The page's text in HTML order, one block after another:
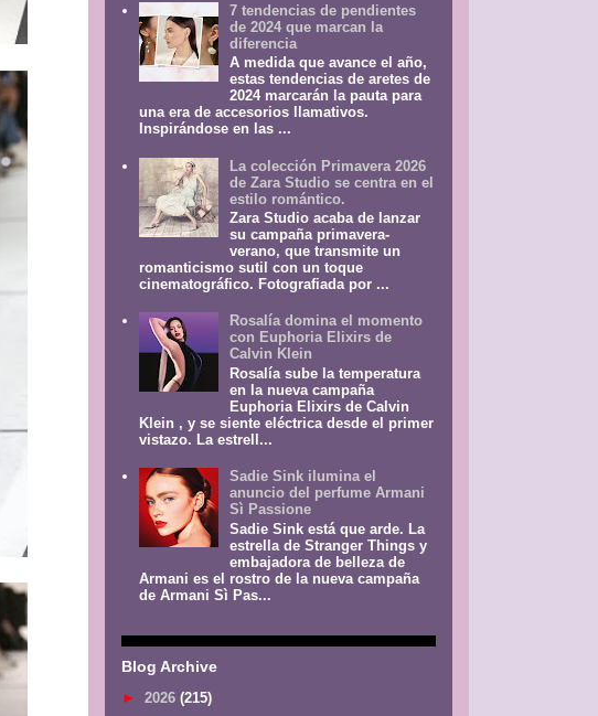
7 tendencias de pendientes
de 2024 que marcan la
diferencia
A medida que avance el año,
estas tendencias de aretes de
2024 marcarán la pauta para
una era de accesorios llamativos.
Inspirándose en las ...
La colección Primavera 2026
de Zara Studio se centra en el
estilo romántico.
Zara Studio acaba de lanzar
su campaña primavera-
verano, que transmite un
romanticismo sutil con un toque
cinematográfico. Fotografiada por ...
Rosalía domina el momento
con Euphoria Elixirs de
Calvin Klein
Rosalía sube la temperatura
en la nueva campaña
Euphoria Elixirs de Calvin
Klein , y se siente eléctrica desde el primer
vistazo. La estrell...
Sadie Sink ilumina el
anuncio del perfume Armani
Sì Passione
Sadie Sink está que arde. La
estrella de Stranger Things y
embajadora de belleza de
Armani es el rostro de la nueva campaña
de Armani Sì Pas...
Blog Archive
► 2026 (215)